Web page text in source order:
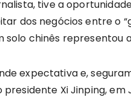
tive a
dos negócios entre o
solo chinês representou
expectativa e,
Xi Jinping, em